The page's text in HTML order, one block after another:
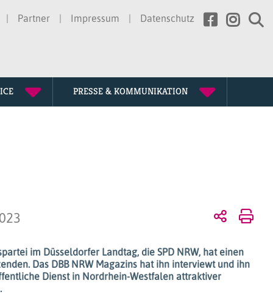
Partner Impressum Datenschutz
PRESSE & KOMMUNIKATION
im Düsseldorfer Landtag, die SPD NRW, hat einen
Das DBB NRW Magazins hat ihn interviewt und ihn
Dienst in Nordrhein-Westfalen attraktiver